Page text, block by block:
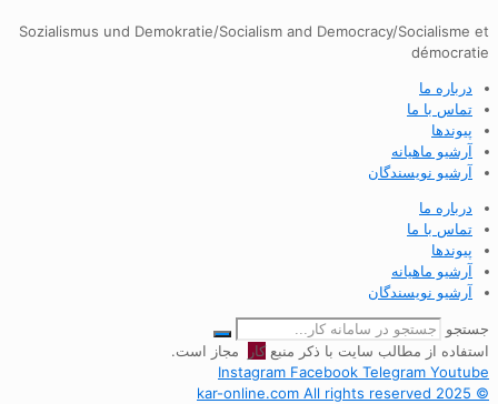
Sozialismus und Demokratie/Socialism and Democracy/Socialisme et
démocratie
درباره ما
تماس با ما
پیوندها
آرشیو ماهیانه
آرشیو نویسندگان
درباره ما
تماس با ما
پیوندها
آرشیو ماهیانه
آرشیو نویسندگان
جستجو
استفاده از مطالب سایت با ذکر منبعکار
مجاز است.
Instagram Facebook Telegram Youtube
© 2025 kar-online.com All rights reserved